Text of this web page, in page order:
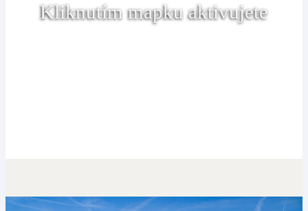
Kliknutím mapku aktivujete